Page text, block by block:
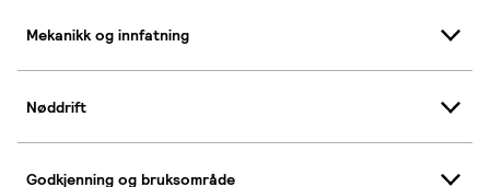
Mekanikk og innfatning
Nøddrift
Godkjenning og bruksområde